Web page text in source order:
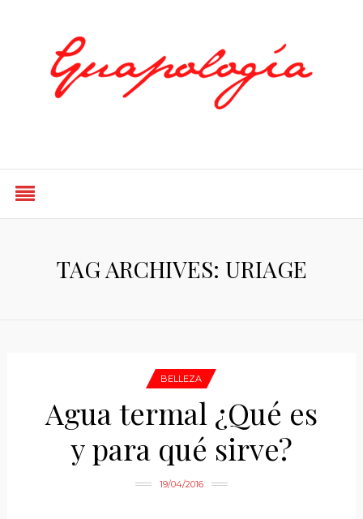
TAG ARCHIVES: URIAGE
BELLEZA
Agua termal ¿Qué es
y para qué sirve?
19/04/2016